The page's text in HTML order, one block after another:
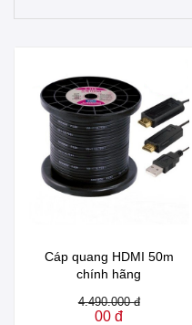
Cáp quang HDMI 50m
chính hãng
4.490.000 đ
00 đ